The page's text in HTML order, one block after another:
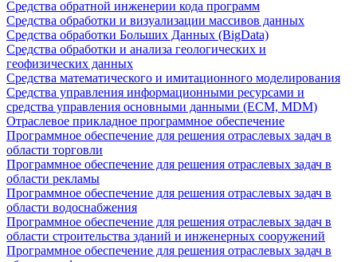
Средства обратной инженерии кода программ
Средства обработки и визуализации массивов данных
Средства обработки Больших Данных (BigData)
Средства обработки и анализа геологических и
геофизических данных
Средства математического и имитационного моделирования
Средства управления информационными ресурсами и
средства управления основными данными (ECM, MDM)
Отраслевое прикладное программное обеспечение
Программное обеспечение для решения отраслевых задач в
области торговли
Программное обеспечение для решения отраслевых задач в
области рекламы
Программное обеспечение для решения отраслевых задач в
области водоснабжения
Программное обеспечение для решения отраслевых задач в
области строительства зданий и инженерных сооружений
Программное обеспечение для решения отраслевых задач в